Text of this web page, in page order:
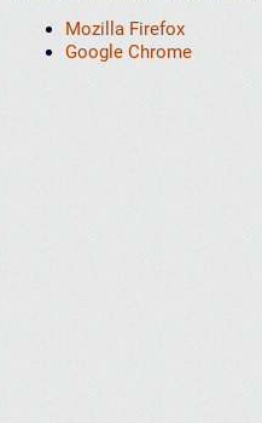
Mozilla Firefox
Google Chrome